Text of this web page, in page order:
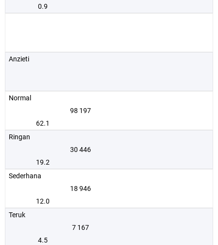
0.9
Anzieti
Normal
98 197
62.1
Ringan
30 446
19.2
Sederhana
18 946
12.0
Teruk
7 167
4.5